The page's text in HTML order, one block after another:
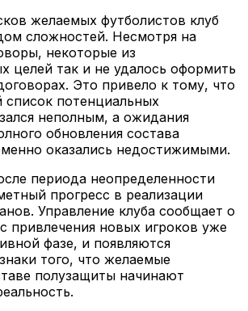
желаемых футболистов клуб
сложностей. Несмотря на
некоторые из
целей так и не удалось оформить
Это привело к тому, что
список потенциальных
неполным, а ожидания
обновления состава
оказались недостижимыми.
периода неопределенности
прогресс в реализации
Управление клуба сообщает о
привлечения новых игроков уже
фазе, и появляются
того, что желаемые
полузащиты начинают